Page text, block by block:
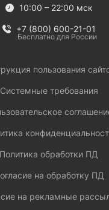
10:00 – 22:00 мск
+7 (800) 600-21-01
Бесплатно для России
пользования
Системные требования
Политика обработки ПД
на обработку ПД
на рекламные